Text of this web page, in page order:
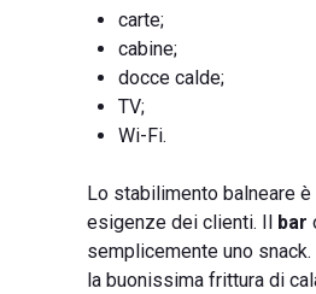
carte;
cabine;
docce calde;
TV;
Wi-Fi.
Lo stabilimento balneare
esigenze dei clienti. Il bar
semplicemente uno snack.
la buonissima frittura di